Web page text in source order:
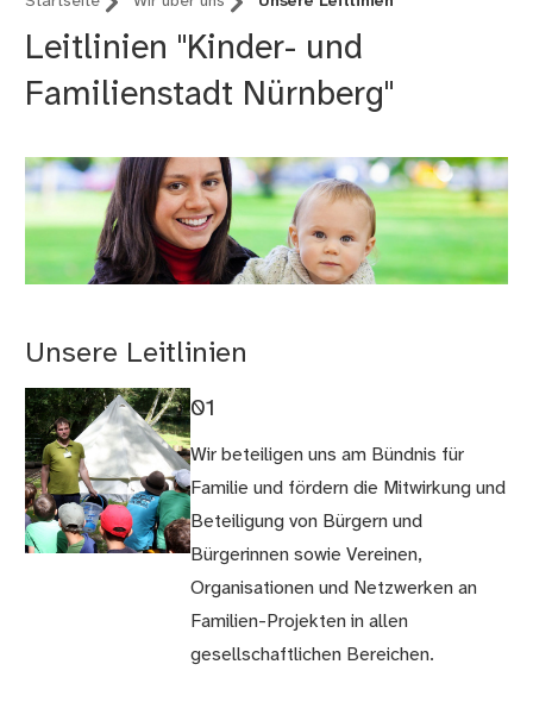
Leitlinien "Kinder- und
Familienstadt Nürnberg"
Unsere Leitlinien
01
Wir beteiligen uns am Bündnis für
Familie und fördern die Mitwirkung und
Beteiligung von Bürgern und
Bürgerinnen sowie Vereinen,
Organisationen und Netzwerken an
Familien-Projekten in allen
gesellschaftlichen Bereichen.